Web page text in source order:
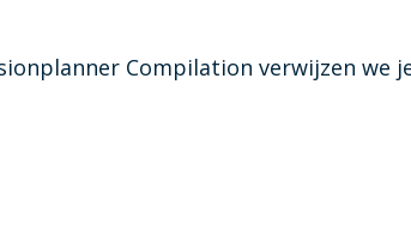
Compilation verwijzen we